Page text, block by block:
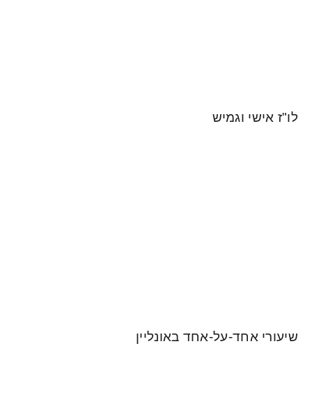
על-אחד באונליין